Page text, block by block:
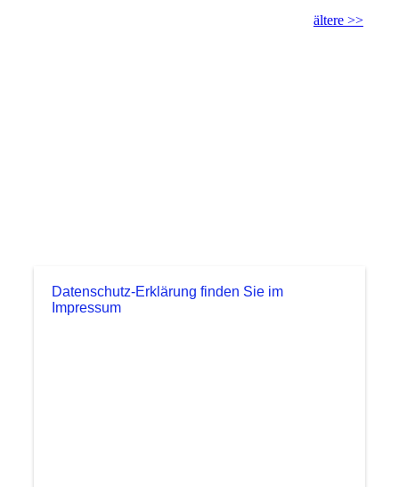
ältere >>
Datenschutz-Erklärung finden Sie im
Impressum